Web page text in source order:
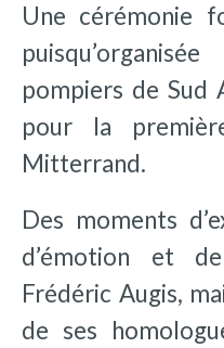
Une cérémonie
pompiers de Sud
pour la
Mitterrand.
Des moments
d’émotion et
Frédéric Augis,
de ses